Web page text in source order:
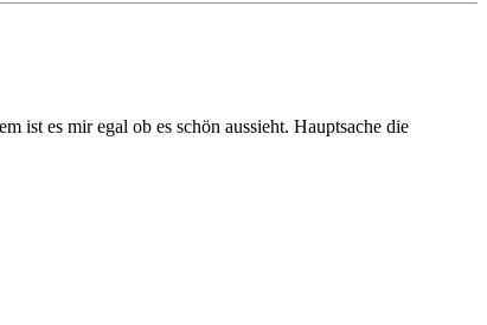
ist es mir egal ob es schön aussieht. Hauptsache die